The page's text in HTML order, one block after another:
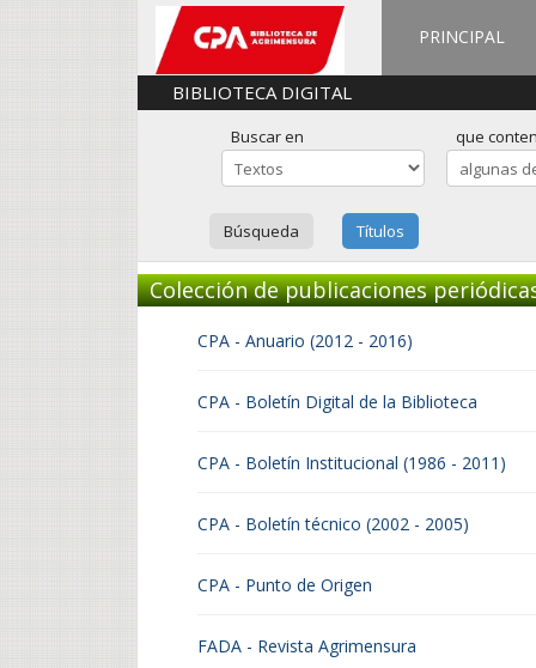
PRINCIPAL
BIBLIOTECA DIGITAL
Buscar en que
Búsqueda Títulos
Colección de publicaciones
CPA - Anuario (2012 - 2016)
CPA - Boletín Digital de la Biblioteca
CPA - Boletín Institucional (1986 - 2011)
CPA - Boletín técnico (2002 - 2005)
CPA - Punto de Origen
FADA - Revista Agrimensura